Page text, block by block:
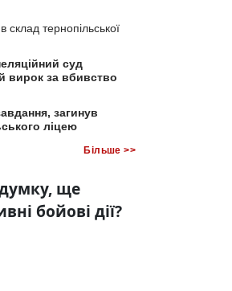
склад тернопільської
суд
вирок за вбивство
загинув
ліцею
Більше >>
ще
бойові дії?